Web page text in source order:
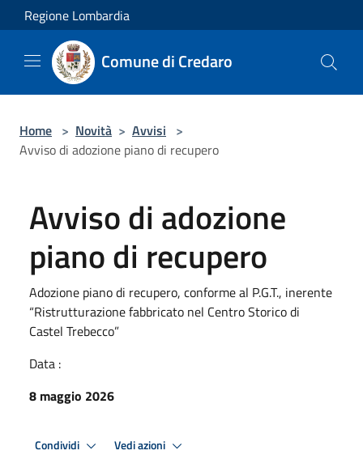
Salta al contenuto principale
Regione Lombardia
Comune di Credaro
Home > Novità > Avvisi >
Avviso di adozione piano di recupero
Avviso di adozione
piano di recupero
Adozione piano di recupero, conforme al P.G.T., inerente
“Ristrutturazione fabbricato nel Centro Storico di
Castel Trebecco”
Data :
8 maggio 2026
Condividi Vedi azioni